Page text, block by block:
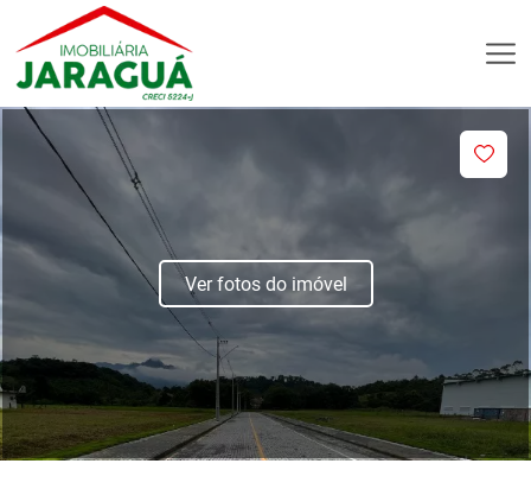
Ver fotos do imóvel